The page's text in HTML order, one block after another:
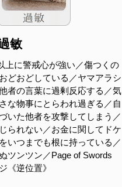
敏
上に警戒心が強い／傷つくの
どおどしている／ヤマアラシ
者の言葉に過剰反応する／気
な物事にとらわれ過ぎる／自
いた他者を攻撃してしまう／
られない／お金に関してドケ
いつまでも根に持っている／
ツンツン／Page of Swords
《逆位置》